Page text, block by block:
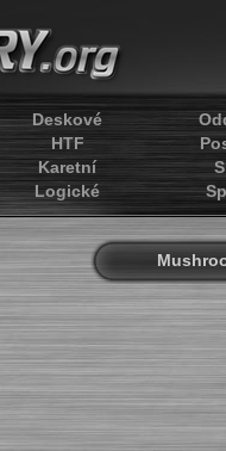
Deskové
HTF
Karetní
Logické